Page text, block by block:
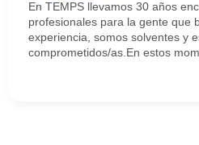
En TEMPS llevamos 30 años
profesionales para la gente que
experiencia, somos solventes y
comprometidos/as.En estos